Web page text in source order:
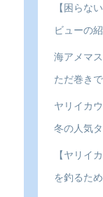
【困らな
ビューの
海アメマ
ただ巻き
ヤリイカ
冬の人気
【ヤリイ
を釣るた